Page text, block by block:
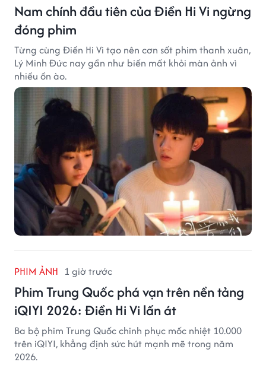
Nam chính đầu tiên của Điền Hi Vi ngừng
đóng phim
Từng cùng Điền Hi Vi tạo nên cơn sốt phim thanh xuân,
Lý Minh Đức nay gần như biến mất khỏi màn ảnh vì
nhiều ồn ào.
PHIM ẢNH 1 giờ trước
Phim Trung Quốc phá vạn trên nền tảng
iQIYI 2026: Điền Hi Vi lấn át
Ba bộ phim Trung Quốc chinh phục mốc nhiệt 10.000
trên iQIYI, khẳng định sức hút mạnh mẽ trong năm
2026.